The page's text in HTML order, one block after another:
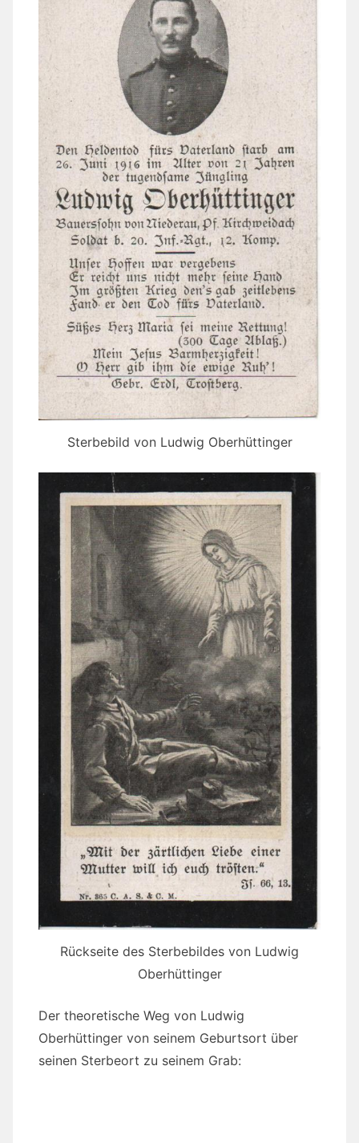
Sterbebild von Ludwig Oberhüttinger
Rückseite des Sterbebildes von Ludwig
Oberhüttinger
Der theoretische Weg von Ludwig
Oberhüttinger von seinem Geburtsort über
seinen Sterbeort zu seinem Grab: